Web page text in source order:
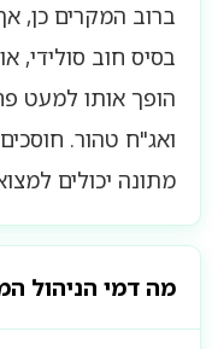
ברוב המקרים כן,
הופך אותו למעט
ואג"ח טהור.
מתונה יכולים
מה דמי הניהול